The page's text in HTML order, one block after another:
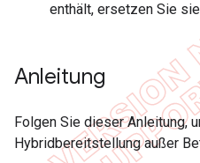
enthält, ersetzen Sie sie
Anleitung
Folgen Sie dieser Anleitung,
Hybridbereitstellung außer